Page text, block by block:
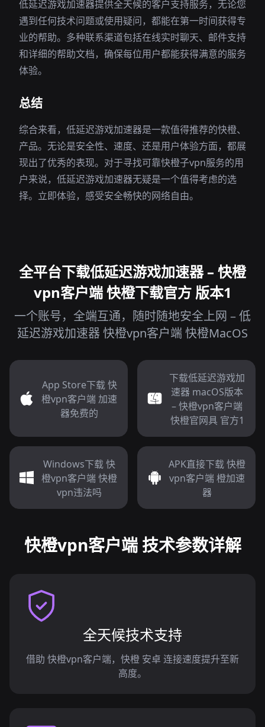
低延迟游戏加速器提供全天候的客户支持服务，无论您
遇到任何技术问题或使用疑问，都能在第一时间获得专
业的帮助。多种联系渠道包括在线实时聊天、邮件支持
和详细的帮助文档，确保每位用户都能获得满意的服务
体验。
总结
综合来看，低延迟游戏加速器是一款值得推荐的快橙、
产品。无论是安全性、速度、还是用户体验方面，都展
现出了优秀的表现。对于寻找可靠快橙子vpn服务的用
户来说，低延迟游戏加速器无疑是一个值得考虑的选
择。立即体验，感受安全畅快的网络自由。
全平台下载低延迟游戏加速器 – 快橙
vpn客户端 快橙下载官方 版本1
一个账号，全端互通，随时随地安全上网 – 低
延迟游戏加速器 快橙vpn客户端 快橙MacOS
App Store下载 快
橙vpn客户端 加速
器免费的
下载低延迟游戏加
速器 macOS版本
– 快橙vpn客户端
快橙官网具 官方1
Windows下载 快
橙vpn客户端 快橙
vpn违法吗
APK直接下载 快橙
vpn客户端 橙加速
器
快橙vpn客户端 技术参数详解
全天候技术支持
借助 快橙vpn客户端，快橙 安卓 连接速度提升至新
高度。